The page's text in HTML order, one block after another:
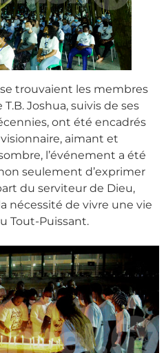
trouvaient les membres
Joshua, suivis de ses
ont été encadrés
aimant et
l’événement a été
seulement d’exprimer
du serviteur de Dieu,
nécessité de vivre une vie
Tout-Puissant.